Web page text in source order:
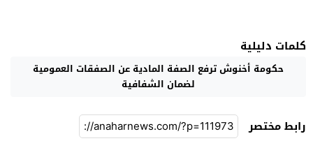
كلمات دليلية
حكومة أخنوش ترفع الصفة المادية عن الصفقات العمومية
لضمان الشفافية
رابط مختصر